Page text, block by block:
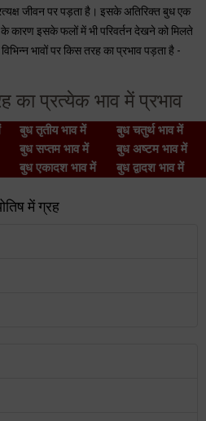
जीवन पर पड़ता है। इसके अतिरिक्त बुध एक
कारण इसके फलों में भी परिवर्तन देखने को मिलते
भावों पर किस तरह का प्रभाव पड़ता है -
का प्रत्येक भाव में प्रभाव
बुध तृतीय भाव में
बुध चतुर्थ भाव में
बुध सप्तम भाव में
बुध अष्टम भाव में
बुध एकादश भाव में बुध द्वादश भाव में
में ग्रह